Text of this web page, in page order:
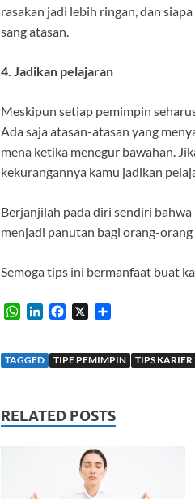
rasakan jadi lebih ringan, dan
sang atasan.
4. Jadikan pelajaran
Meskipun setiap pemimpin
Ada saja atasan-atasan yang
mena ketika menegur bawahan.
kekurangannya kamu jadikan
Berjanjilah pada diri sendiri
menjadi panutan bagi orang-
Semoga tips ini bermanfaat buat
W
t
p
p
k
I
n
e
o
k
r
TAGGED TIPE PEMIMPIN TIPS KARIER
RELATED POSTS